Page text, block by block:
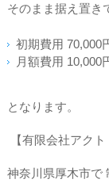
そのまま据え置き
初期費用 70,000
月額費用 10,000
となります。
【有限会社アクト
神奈川県厚木市で